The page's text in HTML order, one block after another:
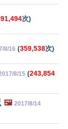
次)
8/16 (359,538次)
8/15 (243,854
🖼️ 2017/8/14